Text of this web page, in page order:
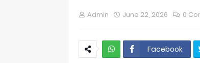
Admin June 22, 2026 0
Facebook